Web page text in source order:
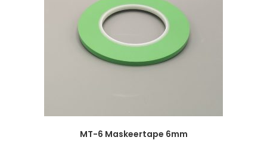
MT-6 Maskeertape 6mm